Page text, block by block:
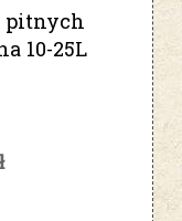
pitnych
10-25L